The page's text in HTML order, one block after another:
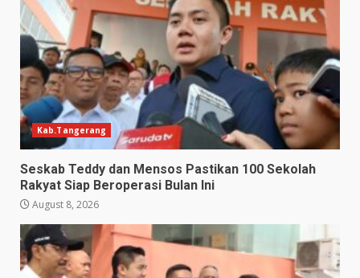
Kab.Tangerang
Seskab Teddy dan Mensos Pastikan 100 Sekolah
Rakyat Siap Beroperasi Bulan Ini
August 8, 2026